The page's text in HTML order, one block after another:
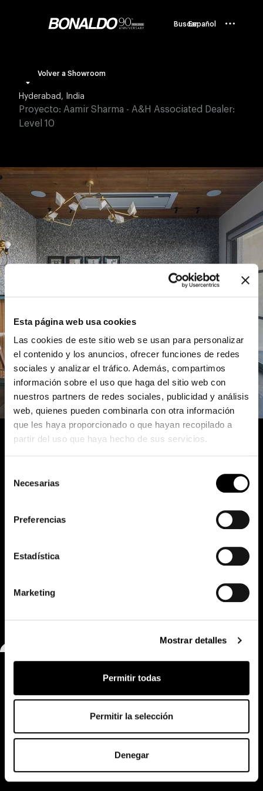
Esta página web usa cookies
Las cookies de este sitio web se usan para personalizar
el contenido y los anuncios, ofrecer funciones de redes
sociales y analizar el tráfico. Además, compartimos
información sobre el uso que haga del sitio web con
nuestros partners de redes sociales, publicidad y análisis
web, quienes pueden combinarla con otra información
que les haya proporcionado o que hayan recopilado a
partir del uso que haya hecho de sus servicios.
Necesarias
Preferencias
Estadística
Marketing
Mostrar detalles
Permitir todas
Permitir la selección
Denegar
BuscarEspañol
Volver a Showroom
Hyderabad, India
Proyecto: Aamir Sharma - A&H Associated Dealer:
Level 10
Salone del Mobile 2026, Milan
Busca la tienda más
cercana
Store Locator